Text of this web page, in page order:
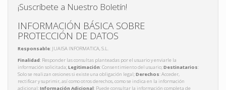
¡Suscríbete a Nuestro Boletín!
INFORMACIÓN BÁSICA SOBRE
PROTECCIÓN DE DATOS
Responsable: JUAISA INFORMATICA, S.L.
Finalidad: Responder las consultas planteadas por el usuario y enviarle la
información solicitada;Legitimación: Consentimiento del usuario;Destinatarios:
Solo se realizan cesiones si existe una obligación legal;Derechos: Acceder,
rectificar y suprimir, así como otros derechos, como se indica en la información
adicional;Información Adicional: Puede consultar la información completa de